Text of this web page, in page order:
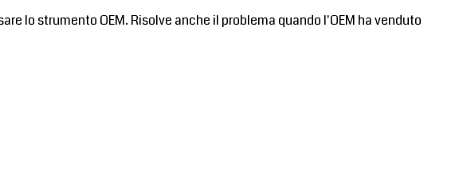
lo strumento OEM. Risolve anche il problema quando l'OEM ha venduto